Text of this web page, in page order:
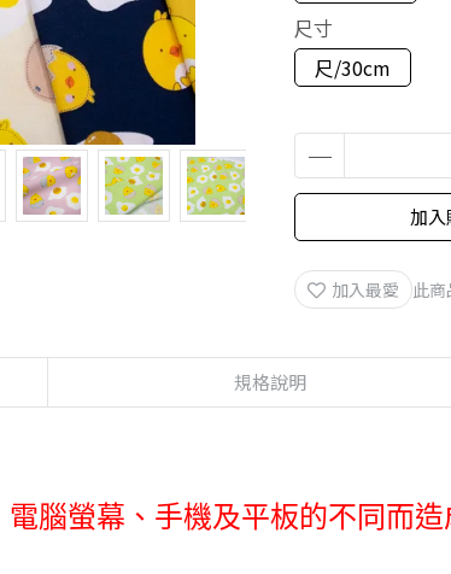
尺寸
尺/30cm
加
加入最愛 此
規格說明
腦螢幕、手機及平板的不同而造